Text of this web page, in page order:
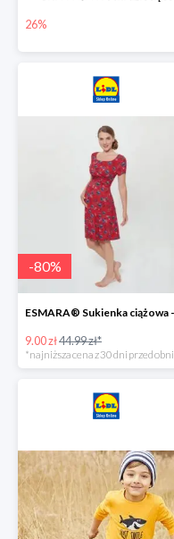
26%
-80%
9.00 zł44.99 zł*